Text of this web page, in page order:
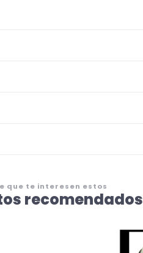
que te interesen estos
recomendados